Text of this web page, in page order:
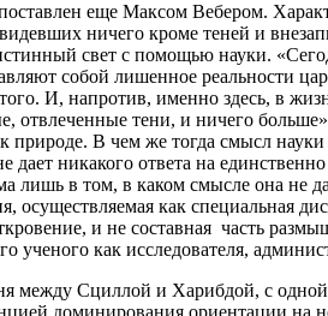
еще Максом Вебером.
ничего кроме теней и
свет с помощью науки.
собой лишенное реальности
И, напротив, именно здесь, в
отвлеченные тени, и ничего
к природе. В чем же тогда смысл
дает никакого ответа на
в том, в каком смысле она не
осуществляемая как специальная
и не составная часть
ученого как исследователя,
между Сциллой и Харибдой, с